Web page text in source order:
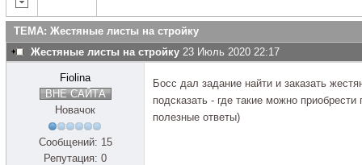
ТЕМА: Жестяные листы на стройку
Жестяные листы на стройку 23 Июль 2020 22:17
Fiolina
ВНЕ САЙТА
Новачок
Сообщений: 15
Репутация: 0
Босс дал задание найти и заказать
подсказать - где такие можно
полезные ответы)